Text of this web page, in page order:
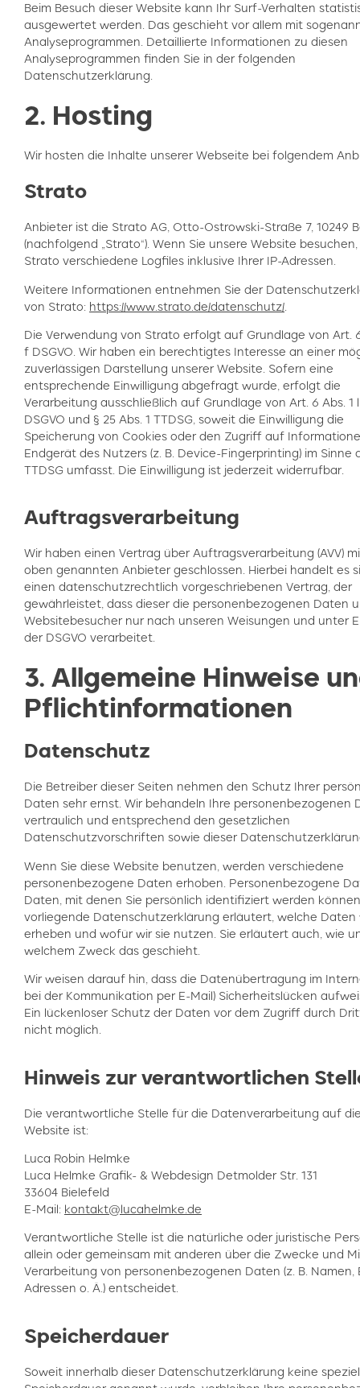
Beim Besuch dieser Website kann Ihr Surf-Verhalten
ausgewertet werden. Das geschieht vor allem mit
Analyseprogrammen. Detaillierte Informationen zu diesen
Analyseprogrammen finden Sie in der folgenden
Datenschutzerklärung.
2. Hosting
Wir hosten die Inhalte unserer Webseite bei folgendem
Strato
Anbieter ist die Strato AG, Otto-Ostrowski-Straße 7, 10249
(nachfolgend „Strato“). Wenn Sie unsere Website
Strato verschiedene Logfiles inklusive Ihrer IP-Adressen.
Weitere Informationen entnehmen Sie der
von Strato: https://www.strato.de/datenschutz/
Die Verwendung von Strato erfolgt auf Grundlage von Art.
f DSGVO. Wir haben ein berechtigtes Interesse an einer
zuverlässigen Darstellung unserer Website. Sofern eine
entsprechende Einwilligung abgefragt wurde, erfolgt die
Verarbeitung ausschließlich auf Grundlage von Art. 6 Abs. 1
DSGVO und § 25 Abs. 1 TTDSG, soweit die Einwilligung die
Speicherung von Cookies oder den Zugriff auf
Endgerät des Nutzers (z. B. Device-Fingerprinting) im Sinne
TTDSG umfasst. Die Einwilligung ist jederzeit widerrufbar.
Auftragsverarbeitung
Wir haben einen Vertrag über Auftragsverarbeitung (AVV)
oben genannten Anbieter geschlossen. Hierbei handelt es
einen datenschutzrechtlich vorgeschriebenen Vertrag, der
gewährleistet, dass dieser die personenbezogenen Daten
Websitebesucher nur nach unseren Weisungen und unter
der DSGVO verarbeitet.
3. Allgemeine Hinweise
Pflichtinformationen
Datenschutz
Die Betreiber dieser Seiten nehmen den Schutz Ihrer
Daten sehr ernst. Wir behandeln Ihre personenbezogenen
vertraulich und entsprechend den gesetzlichen
Datenschutzvorschriften sowie dieser
Wenn Sie diese Website benutzen, werden verschiedene
personenbezogene Daten erhoben. Personenbezogene
Daten, mit denen Sie persönlich identifiziert werden
vorliegende Datenschutzerklärung erläutert, welche Daten
erheben und wofür wir sie nutzen. Sie erläutert auch, wie
welchem Zweck das geschieht.
Wir weisen darauf hin, dass die Datenübertragung im
bei der Kommunikation per E-Mail) Sicherheitslücken
Ein lückenloser Schutz der Daten vor dem Zugriff durch
nicht möglich.
Hinweis zur verantwortlichen
Die verantwortliche Stelle für die Datenverarbeitung auf
Website ist:
Luca Robin Helmke
Luca Helmke Grafik- & Webdesign Detmolder Str. 131
33604 Bielefeld
E-Mail: kontakt@lucahelmke.de
Verantwortliche Stelle ist die natürliche oder juristische
allein oder gemeinsam mit anderen über die Zwecke und
Verarbeitung von personenbezogenen Daten (z. B. Namen,
Adressen o. Ä.) entscheidet.
Speicherdauer
Soweit innerhalb dieser Datenschutzerklärung keine